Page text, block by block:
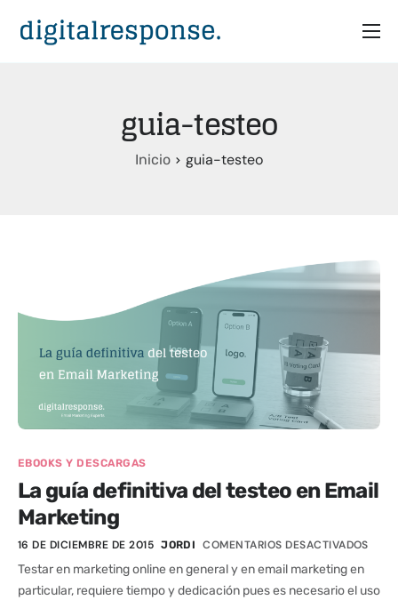
guia-testeo
Inicio guia-testeo
EBOOKS Y DESCARGAS
La guía definitiva del testeo en Email
Marketing
16 DE DICIEMBRE DE 2015 JORDI COMENTARIOS DESACTIVADOS
Testar en marketing online en general y en email marketing en
particular, requiere tiempo y dedicación pues es necesario el uso